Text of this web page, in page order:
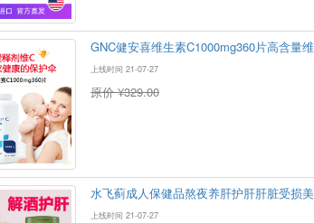
GNC健安喜维生素C1000mg360片高含量
上线时间 21-07-27
原价 ¥329.00
水飞蓟成人保健品熬夜养肝护肝肝脏受损
上线时间 21-07-27